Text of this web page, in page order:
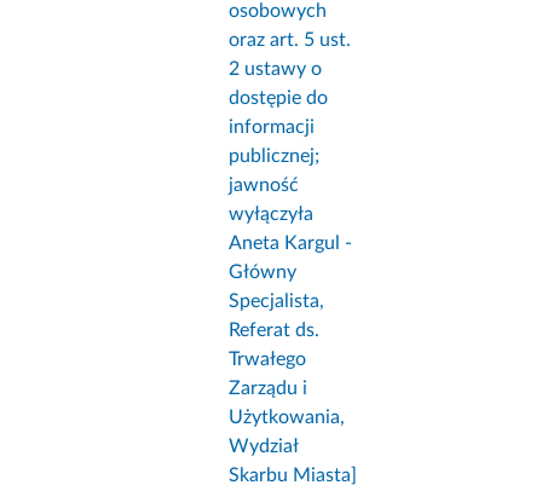
osobowych
oraz art. 5 ust.
2 ustawy o
dostępie do
informacji
publicznej;
jawność
wyłączyła
Aneta Kargul -
Główny
Specjalista,
Referat ds.
Trwałego
Zarządu i
Użytkowania,
Wydział
Skarbu Miasta]